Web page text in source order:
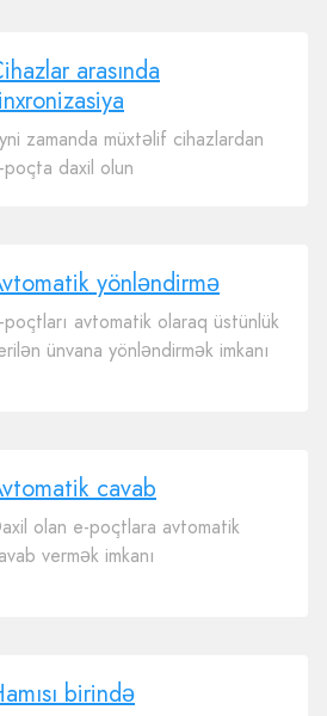
arasında
zamanda müxtəlif cihazlardan
poçta daxil olun
yönləndirmə
poçtları avtomatik olaraq üstünlük
ünvana yönləndirmək imkanı
cavab
olan e-poçtlara avtomatik
vermək imkanı
birində